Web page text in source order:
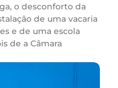
o desconforto da
de uma vacaria
e de uma escola
de a Câmara